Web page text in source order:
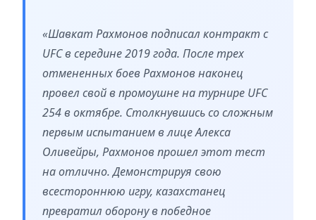
«Шавкат Рахмонов подписал контракт с
UFC в середине 2019 года. После трех
отмененных боев Рахмонов наконец
провел свой в промоушне на турнире UFC
254 в октябре. Столкнувшись со сложным
первым испытанием в лице Алекса
Оливейры, Рахмонов прошел этот тест
на отлично. Демонстрируя свою
всестороннюю игру, казахстанец
превратил оборону в победное